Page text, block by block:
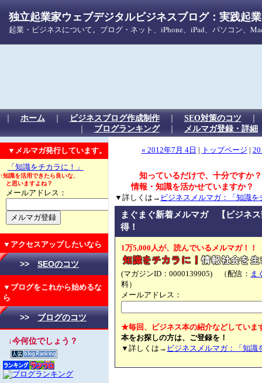
独立起業家ウェブデジタルビジネスブログ：実践起
起業・ビジネスについて。ブログ・ネット、iPhone、iPad、パソコン、
｜ ホーム ｜ ビジネスブログ作成制作｜ SEO対策のコツ
｜ ブログランキング｜ メルマガ登録・詳細
▼メルマガ発行しています。
「知識をチカラに！」
↑知識を活用できたら良いな、
と思いますよね？
メールアドレス：
▼アクセスアップしたいなら
>> SEOのコツ
▼ブログをこれから始めるな
ら
>> ブログのコツ
↓今何位でしょう？
« 2012年7月 4日 トップページ
知っているだけで、十分ですか？
情報・知識を活かせていますか？
▼詳しくは→ ビジネスメルマガ：「知識を
まぐまぐ新着メルマガ 【ビジネ
得！
1万5,000人が、読んでいるメルマガ！！
(マガジンID：0000139905) （配信： ま
料）
メールアドレス：
★毎回、ビジネス本の紹介などしていま
本をお探しの方は、ご登録を！
▼詳しくは→ ビジネスメルマガ：「知識